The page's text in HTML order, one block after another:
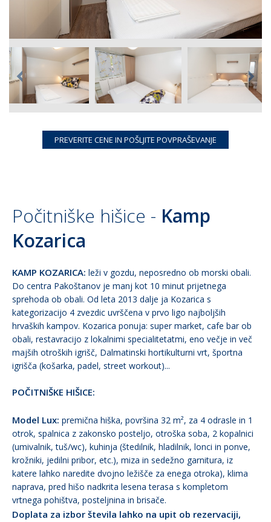
Počitniške hišice - Kamp
Kozarica
KAMP KOZARICA: leži v gozdu, neposredno ob morski obali.
Do centra Pakoštanov je manj kot 10 minut prijetnega
sprehoda ob obali. Od leta 2013 dalje ja Kozarica s
kategorizacijo 4 zvezdic uvrščena v prvo ligo najboljših
hrvaških kampov. Kozarica ponuja: super market, cafe bar ob
obali, restavracijo z lokalnimi specialitetatmi, eno večje in več
majših otroških igrišč, Dalmatinski hortikulturni vrt, športna
igrišča (košarka, padel, street workout)...
POČITNIŠKE HIŠICE:
Model Lux: premična hiška, površina 32 m², za 4 odrasle in 1
otrok, spalnica z zakonsko posteljo, otroška soba, 2 kopalnici
(umivalnik, tuš/wc), kuhinja (štedilnik, hladilnik, lonci in ponve,
krožniki, jedilni pribor, etc.), miza in sedežno garnitura, iz
katere lahko naredite dvojno ležišče za enega otroka), klima
naprava, pred hišo nadkrita lesena terasa s kompletom
vrtnega pohištva, posteljnina in brisače.
Doplata za izbor števila lahko na upit ob rezervaciji,